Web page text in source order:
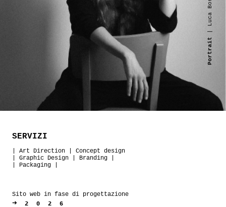
SERVIZI
Art Direction
Concept design
Graphic Design Branding
Packaging
Sito web in fase di progettazione
➜ 2026
Portrait